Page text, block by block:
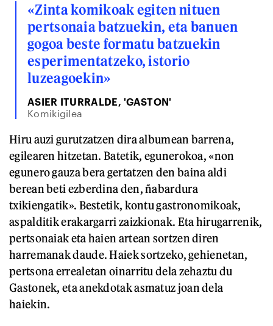
«Zinta komikoak egiten nituen
pertsonaia batzuekin, eta banuen
gogoa beste formatu batzuekin
esperimentatzeko, istorio
luzeagoekin»
ASIER ITURRALDE, 'GASTON'
Komikigilea
Hiru auzi gurutzatzen dira albumean barrena,
egilearen hitzetan. Batetik, egunerokoa, «non
egunero gauza bera gertatzen den baina aldi
berean beti ezberdina den, ñabardura
txikiengatik». Bestetik, kontu gastronomikoak,
aspalditik erakargarri zaizkionak. Eta hirugarrenik,
pertsonaiak eta haien artean sortzen diren
harremanak daude. Haiek sortzeko, gehienetan,
pertsona errealetan oinarritu dela zehaztu du
Gastonek, eta anekdotak asmatuz joan dela
haiekin.